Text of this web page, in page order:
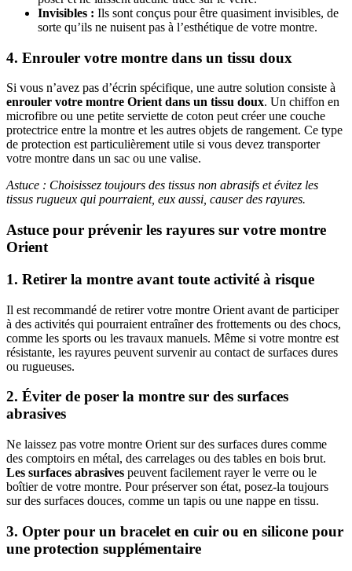
Invisibles : Ils sont conçus pour être quasiment invisibles, de
sorte qu’ils ne nuisent pas à l’esthétique de votre montre.
4. Enrouler votre montre dans un tissu doux
Si vous n’avez pas d’écrin spécifique, une autre solution consiste à
enrouler votre montre Orient dans un tissu doux. Un chiffon en
microfibre ou une petite serviette de coton peut créer une couche
protectrice entre la montre et les autres objets de rangement. Ce type
de protection est particulièrement utile si vous devez transporter
votre montre dans un sac ou une valise.
Astuce : Choisissez toujours des tissus non abrasifs et évitez les
tissus rugueux qui pourraient, eux aussi, causer des rayures.
Astuce pour prévenir les rayures sur votre montre
Orient
1. Retirer la montre avant toute activité à risque
Il est recommandé de retirer votre montre Orient avant de participer
à des activités qui pourraient entraîner des frottements ou des chocs,
comme les sports ou les travaux manuels. Même si votre montre est
résistante, les rayures peuvent survenir au contact de surfaces dures
ou rugueuses.
2. Éviter de poser la montre sur des surfaces
abrasives
Ne laissez pas votre montre Orient sur des surfaces dures comme
des comptoirs en métal, des carrelages ou des tables en bois brut.
Les surfaces abrasives peuvent facilement rayer le verre ou le
boîtier de votre montre. Pour préserver son état, posez-la toujours
sur des surfaces douces, comme un tapis ou une nappe en tissu.
3. Opter pour un bracelet en cuir ou en silicone pour
une protection supplémentaire